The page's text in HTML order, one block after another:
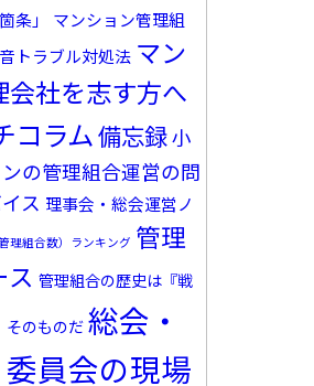
条」
マンション管理組
トラブル対処法 マン
会社を志す方へ
コラム 備忘録 小
の管理組合運営の問
ス 理事会・総会運営ノ
理組合数）ランキング 管理
ス 管理組合の歴史は『戦
そのものだ 総会・
員会の現場